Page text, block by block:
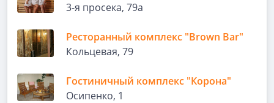
3-я просека, 79а
Ресторанный комплекс "Brown Bar"
Кольцевая, 79
Гостиничный комплекс "Корона"
Осипенко, 1